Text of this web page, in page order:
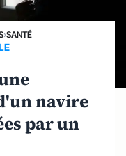
›SANTÉ
navire
par un